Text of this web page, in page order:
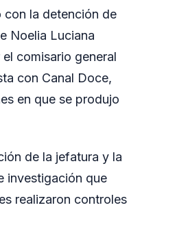
con la detención de
Noelia Luciana
comisario general
con Canal Doce,
en que se produjo
de la jefatura y la
investigación que
realizaron controles